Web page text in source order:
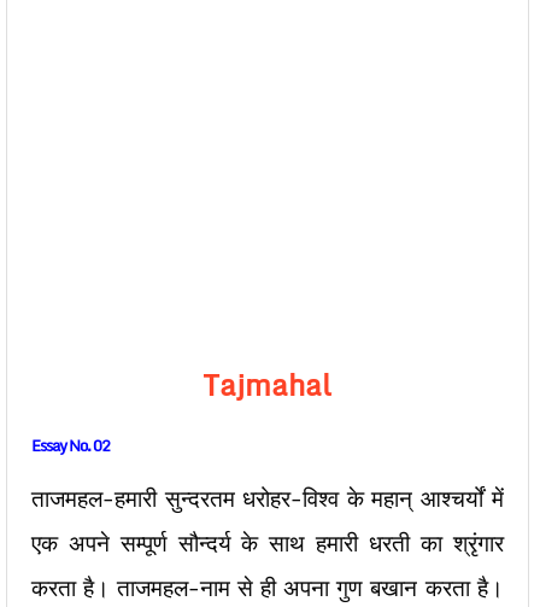
Tajmahal
Essay No. 02
ताजमहल-हमारी सुन्दरतम धरोहर-विश्व के महान् आश्चर्यों में
एक अपने सम्पूर्ण सौन्दर्य के साथ हमारी धरती का श्रृंगार
करता है। ताजमहल-नाम से ही अपना गुण बखान करता है।